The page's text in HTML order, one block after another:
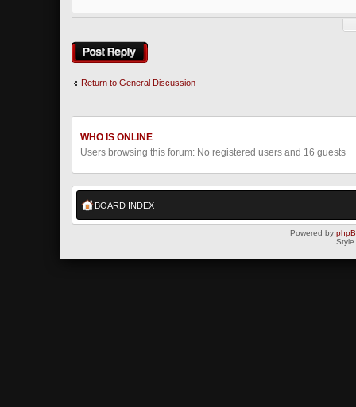
Post a reply
Return to General Discussion
WHO IS ONLINE
Users browsing this forum: No registered users and 16 guests
BOARD INDEX
Powered by